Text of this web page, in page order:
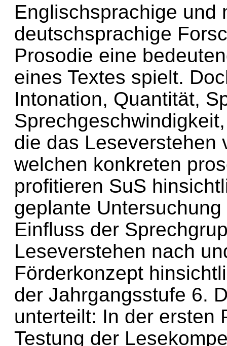
Englischsprachige und
deutschsprachige
Prosodie eine
eines Textes spielt.
Intonation, Quantität,
die das Leseverstehen
welchen konkreten
profitieren SuS
geplante
Einfluss der
Leseverstehen nach
Förderkonzept
der Jahrgangsstufe 6.
unterteilt: In der ersten
Testung der